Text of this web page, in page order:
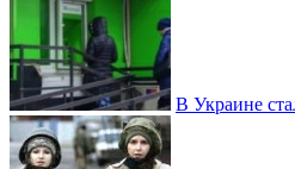
В Украине